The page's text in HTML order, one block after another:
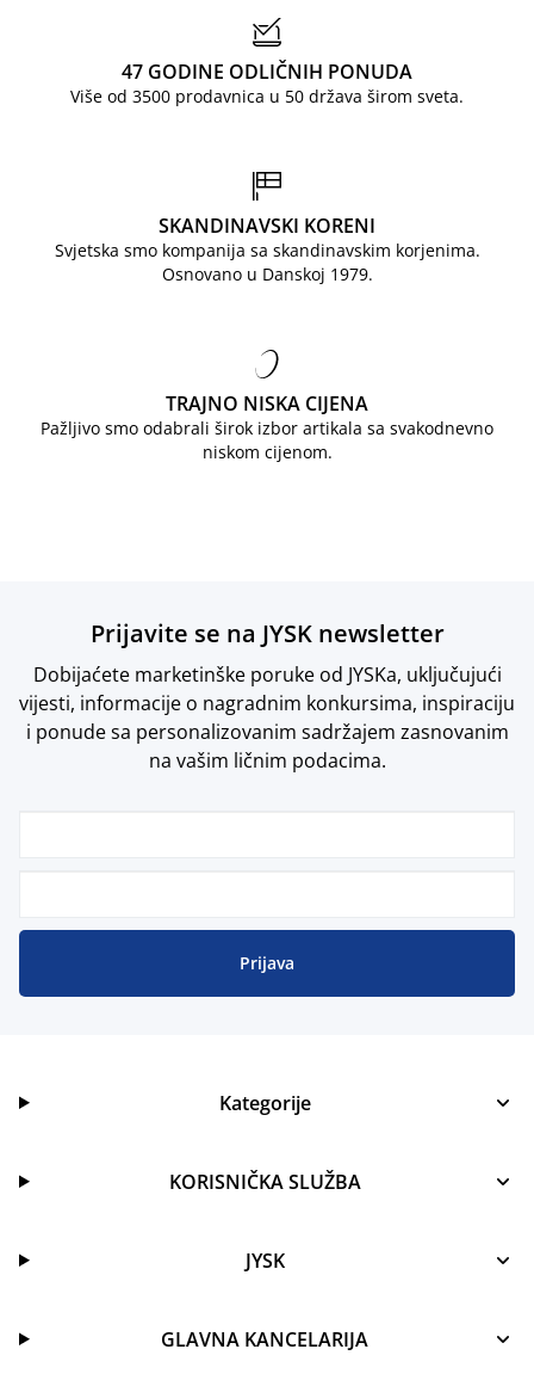
47 GODINE ODLIČNIH PONUDA
Više od 3500 prodavnica u 50 država širom sveta.
SKANDINAVSKI KORENI
Svjetska smo kompanija sa skandinavskim korjenima.
Osnovano u Danskoj 1979.
TRAJNO NISKA CIJENA
Pažljivo smo odabrali širok izbor artikala sa svakodnevno
niskom cijenom.
Prijavite se na JYSK newsletter
Dobijaćete marketinške poruke od JYSKa, uključujući
vijesti, informacije o nagradnim konkursima, inspiraciju
i ponude sa personalizovanim sadržajem zasnovanim
na vašim ličnim podacima.
Prijava
Kategorije
KORISNIČKA SLUŽBA
JYSK
GLAVNA KANCELARIJA